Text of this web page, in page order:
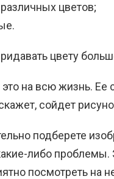
цветов;
цвету
это на всю жизнь.
сойдет
подберете
либо проблемы.
посмотреть на